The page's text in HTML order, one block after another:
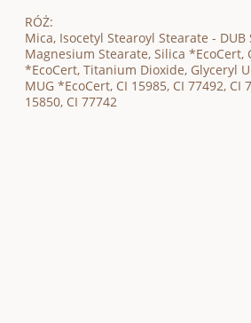
RÓŻ:
Mica, Isocetyl Stearoyl Stearate - DUB
Magnesium Stearate, Silica *EcoCert,
*EcoCert, Titanium Dioxide, Glyceryl
MUG *EcoCert, CI 15985, CI 77492, CI
15850, CI 77742